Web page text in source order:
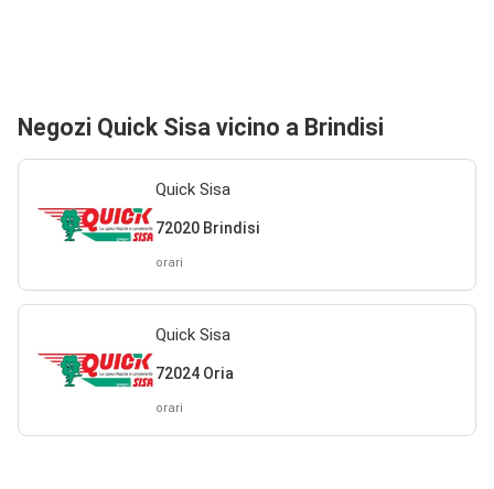
Negozi Quick Sisa vicino a Brindisi
Quick Sisa
72020 Brindisi
orari
Quick Sisa
72024 Oria
orari